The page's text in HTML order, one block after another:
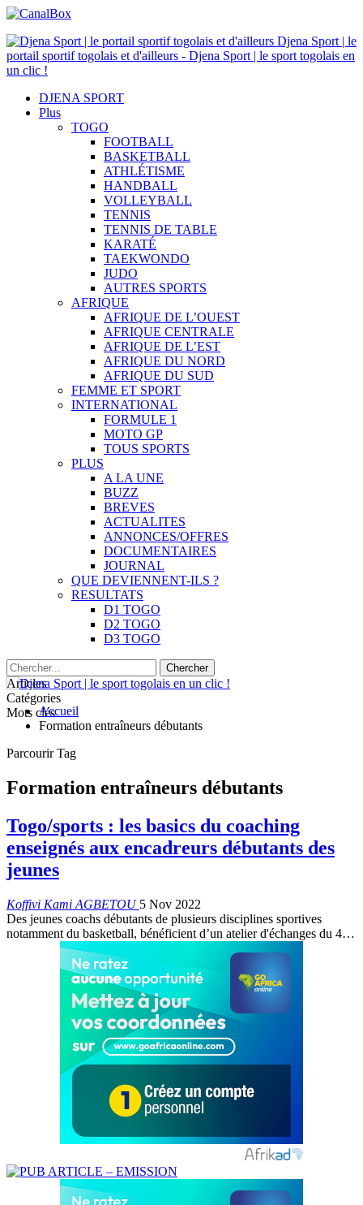
Djena Sport | le
portail sportif togolais et d'ailleurs - Djena Sport | le sport togolais en
un clic !
DJENA SPORT
Plus
TOGO
FOOTBALL
BASKETBALL
ATHLÉTISME
HANDBALL
VOLLEYBALL
TENNIS
TENNIS DE TABLE
KARATÉ
TAEKWONDO
JUDO
AUTRES SPORTS
AFRIQUE
AFRIQUE DE L’OUEST
AFRIQUE CENTRALE
AFRIQUE DE L’EST
AFRIQUE DU NORD
AFRIQUE DU SUD
FEMME ET SPORT
INTERNATIONAL
FORMULE 1
MOTO GP
TOUS SPORTS
PLUS
A LA UNE
BUZZ
BREVES
ACTUALITES
ANNONCES/OFFRES
DOCUMENTAIRES
JOURNAL
QUE DEVIENNENT-ILS ?
RESULTATS
D1 TOGO
D2 TOGO
D3 TOGO
Articles
Catégories
Mots clésAccueil
Formation entraîneurs débutants
Parcourir Tag
Formation entraîneurs débutants
Togo/sports : les basics du coaching
enseignés aux encadreurs débutants des
jeunes
Koffivi Kami AGBETOU 5 Nov 2022
Des jeunes coachs débutants de plusieurs disciplines sportives
notamment du basketball, bénéficient d’un atelier d'échanges du 4…